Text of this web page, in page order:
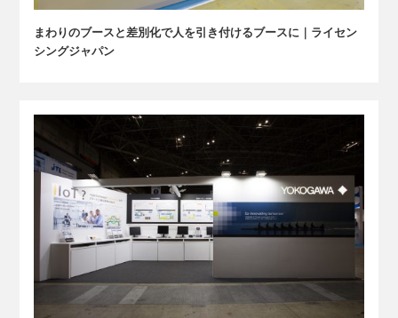
まわりのブースと差別化で人を引き付けるブースに｜ライセン
シングジャパン